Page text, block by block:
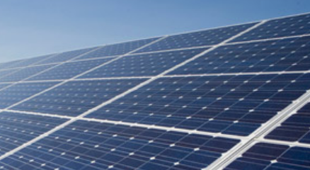
COMUNI CHE POSSONO ROVINARTI L’ESTATE (E LA GUIDA
FRONTIERA DEL FOTOVOLTAICO "PLUG & PLAY" CHE STA